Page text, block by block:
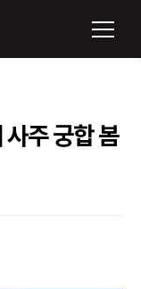
주 궁합 봄